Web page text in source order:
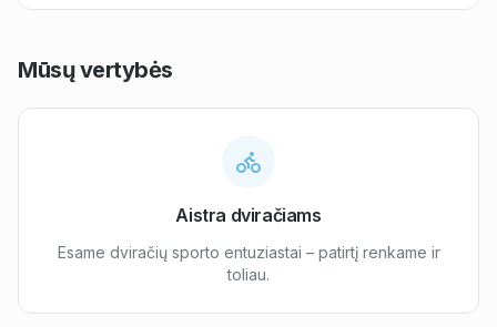
Mūsų vertybės
Aistra dviračiams
Esame dviračių sporto entuziastai – patirtį renkame ir
toliau.